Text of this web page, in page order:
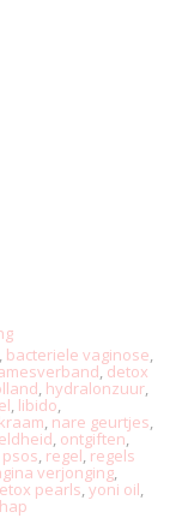
, bacteriele vaginose,
,detox
, hydralonzuur,
, libido,
, nare geurtjes,
, ontgiften,
psos, regel,regels
verjonging,
pearls,yoni oil,